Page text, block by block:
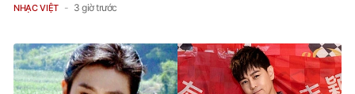
NHẠC VIỆT 3 giờ trước